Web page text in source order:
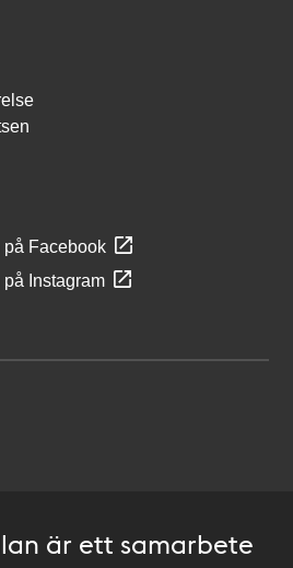
Facebook
Instagram
är ett samarbete